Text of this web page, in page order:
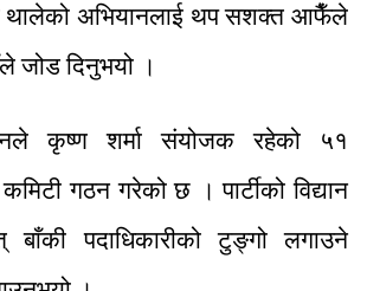
अभियानलाई थप सशक्त आफैँले
जोड दिनुभयो ।
कृष्ण शर्मा संयोजक रहेको ५१
गठन गरेको छ । पार्टीको विद्यान
बाँकी पदाधिकारीको टुङ्गो लगाउने